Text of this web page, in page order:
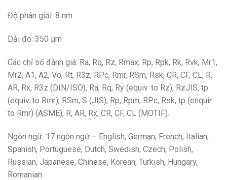
Độ phân giải: 8 nm
Dải đo: 350 μm
Các chỉ số đánh giá: Ra, Rq, Rz, Rmax, Rp, Rpk, Rk, Rvk, Mr1,
Mr2, A1, A2, Vo, Rt, R3z, RPc, Rmr, RSm, Rsk, CR, CF, CL, R,
AR, Rx, R3z (DIN/ISO), Ra, Rq, Ry (equiv. to Rz), RzJIS, tp
(equiv. to Rmr), RSm, S (JIS), Rp, Rpm, RPc, Rsk, tp (enquir.
to Rmr) (ASME), R, AR, Rx, CR, CF, CL (MOTIF).
Ngôn ngữ: 17 ngôn ngữ – English, German, French, Italian,
Spanish, Portuguese, Dutch, Swedish, Czech, Polish,
Russian, Japanese, Chinese, Korean, Turkish, Hungary,
Romanian